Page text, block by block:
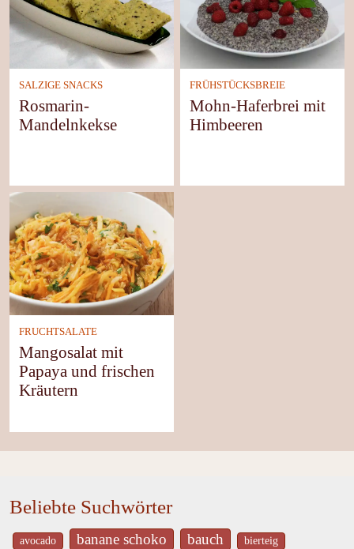
SALZIGE SNACKS
Rosmarin-
Mandelnkekse
FRÜHSTÜCKSBREIE
Mohn-Haferbrei mit
Himbeeren
FRUCHTSALATE
Mangosalat mit
Papaya und frischen
Kräutern
Beliebte Suchwörter
avocado banane schoko bauch bierteig